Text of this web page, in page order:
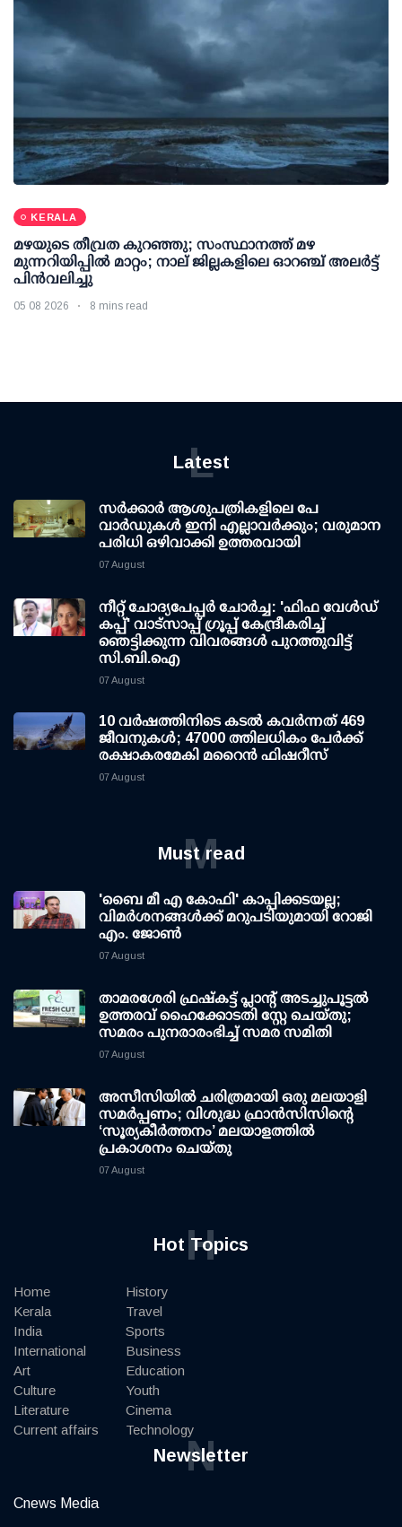
KERALA
മഴയുടെ തീവ്രത കുറഞ്ഞു; സംസ്ഥാനത്ത് മഴ
മുന്നറിയിപ്പിൽ മാറ്റം; നാല് ജില്ലകളിലെ ഓറഞ്ച് അലർട്ട്
പിൻവലിച്ചു
05 08 2026 8 mins read
Latest
L
സര്‍ക്കാര്‍ ആശുപത്രികളിലെ പേ
വാര്‍ഡുകള്‍ ഇനി എല്ലാവര്‍ക്കും; വരുമാന
പരിധി ഒഴിവാക്കി ഉത്തരവായി
07 August
നീറ്റ് ചോദ്യപേപ്പര്‍ ചോര്‍ച്ച: 'ഫിഫ വേള്‍ഡ്
കപ്പ്' വാട്സാപ്പ് ഗ്രൂപ്പ് കേന്ദ്രീകരിച്ച്
ഞെട്ടിക്കുന്ന വിവരങ്ങള്‍ പുറത്തുവിട്ട്
സി.ബി.ഐ
07 August
10 വര്‍ഷത്തിനിടെ കടല്‍ കവര്‍ന്നത് 469
ജീവനുകള്‍; 47000 ത്തിലധികം പേര്‍ക്ക്
രക്ഷാകരമേകി മറൈന്‍ ഫിഷറീസ്
07 August
Must read
M
'ബൈ മീ എ കോഫി' കാപ്പിക്കടയല്ല;
വിമര്‍ശനങ്ങള്‍ക്ക് മറുപടിയുമായി റോജി
എം. ജോണ്‍
07 August
താമരശേരി ഫ്രഷ്കട്ട് പ്ലാന്റ് അടച്ചുപൂട്ടൽ
ഉത്തരവ് ഹൈക്കോടതി സ്റ്റേ ചെയ്തു;
സമരം പുനരാരംഭിച്ച് സമര സമിതി
07 August
അസീസിയിൽ ചരിത്രമായി ഒരു മലയാളി
സമർപ്പണം; വിശുദ്ധ ഫ്രാൻസിസിന്റെ
‘സൂര്യകീർത്തനം’ മലയാളത്തിൽ
പ്രകാശനം ചെയ്തു
07 August
Hot Topics
H
Home
Kerala
India
International
Art
Culture
Literature
Current affairs
History
Travel
Sports
Business
Education
Youth
Cinema
Technology
Newsletter
N
Cnews Media